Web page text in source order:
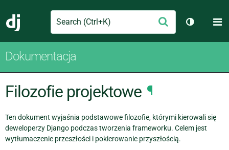
Django
Search Wyślij
Dokumentacja
Filozofie projektowe ¶
Ten dokument wyjaśnia podstawowe filozofie, którymi kierowali się
deweloperzy Django podczas tworzenia frameworku. Celem jest
wytłumaczenie przeszłości i pokierowanie przyszłością.